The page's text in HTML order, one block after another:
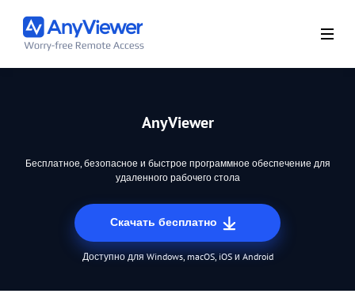
AnyViewer
Бесплатное, безопасное и быстрое программное обеспечение для
удаленного рабочего стола
Скачать бесплатно
Доступно для Windows, macOS, iOS и Android